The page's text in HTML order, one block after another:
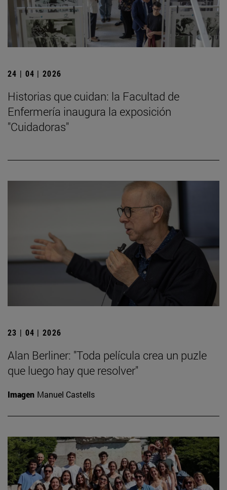
24 | 04 | 2026
Historias que cuidan: la Facultad de
Enfermería inaugura la exposición
"Cuidadoras"
23 | 04 | 2026
Alan Berliner: "Toda película crea un puzle
que luego hay que resolver"
Imagen Manuel Castells